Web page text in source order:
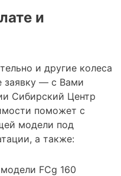
и
и другие колеса
заявку — с Вами
Сибирский Центр
поможет с
модели под
а также:
FCg 160